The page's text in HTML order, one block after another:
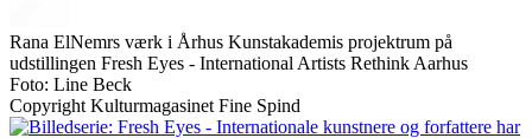
Rana ElNemrs værk i Århus Kunstakademis projektrum på
udstillingen Fresh Eyes - International Artists Rethink Aarhus
Foto: Line Beck
Copyright Kulturmagasinet Fine Spind